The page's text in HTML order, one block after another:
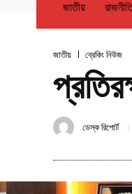
জাতীয়
জাতীয় ব্রেকিং নিউজ
ডেস্ক রিপোর্ট